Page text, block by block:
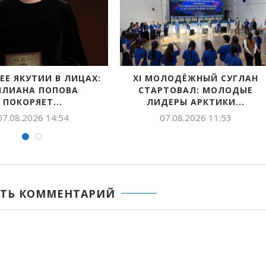
В ЯКУТИИ ПРОЙДЕТ
ВСЕРОССИЙСКИЙ ДЕНЬ
ФИЗКУЛЬТУРНИКА
06.08.2026 12:19
ПРОДОЛЖАЕТСЯ
ЗАЯВОК НА
05.08.2026
КОММЕНТАРИЙ